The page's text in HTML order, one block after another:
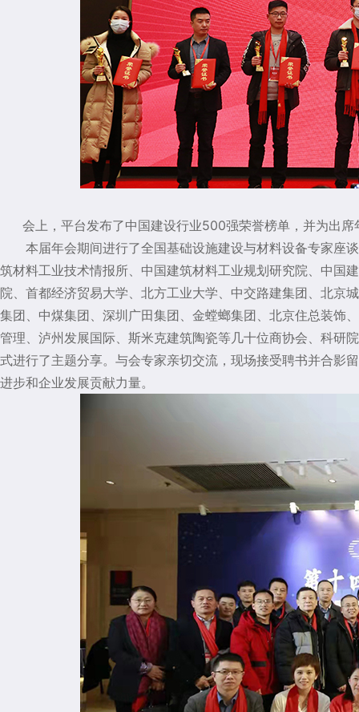
会上，平台发布了中国建设行业500强荣誉榜单，并为出
本届年会期间进行了全国基础设施建设与材料设备专家座
筑材料工业技术情报所、中国建筑材料工业规划研究院、中国
院、首都经济贸易大学、北方工业大学、中交路建集团、北京
集团、中煤集团、深圳广田集团、金螳螂集团、北京住总装饰
管理、泸州发展国际、斯米克建筑陶瓷等几十位商协会、科研
式进行了主题分享。与会专家亲切交流，现场接受聘书并合影
进步和企业发展贡献力量。